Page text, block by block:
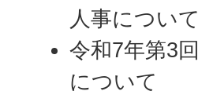
人事について
令和7年第3
について